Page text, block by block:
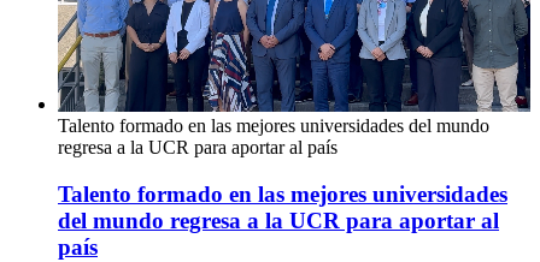
Talento formado en las mejores universidades del mundo
regresa a la UCR para aportar al país
Talento formado en las mejores universidades
del mundo regresa a la UCR para aportar al
país